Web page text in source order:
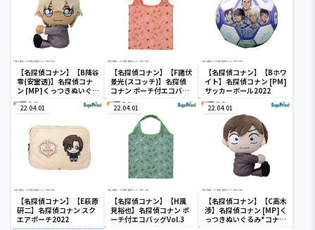
【名探偵コナン】【B降谷
零(安室透)】名探偵コナ
ン [MP]くっつきぬいぐる
み“コナン&降谷&高木&
佐藤”
【名探偵コナン】【F諸伏
景光(スコッチ)】名探偵
コナン ポーチ付エコバッ
グVol.3
【名探偵コナン】【Bホワ
イト】名探偵コナン [PM]
サッカーボール2022
22.04.01
【名探偵コナン】【E萩原
研二】名探偵コナン スク
エアポーチ2022
22.04.01
【名探偵コナン】【H風
見裕也】名探偵コナン ポ
ーチ付エコバッグVol.3
22.04.01
【名探偵コナン】【C高木
渉】名探偵コナン [MP]く
っつきぬいぐるみ“コナン